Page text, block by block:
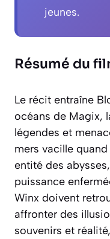
jeunes.
Résumé du
Le récit entraîne
océans de Magix,
légendes et
mers vacille quand
entité des
puissance
Winx doivent
affronter des
souvenirs et